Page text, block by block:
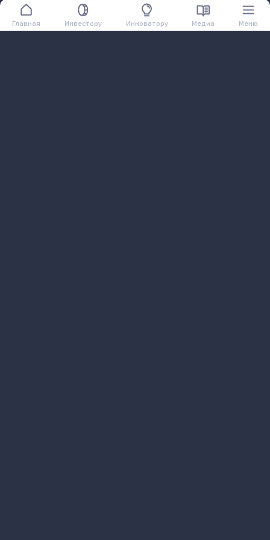
Главная Инвестору Инноватору Медиа Меню